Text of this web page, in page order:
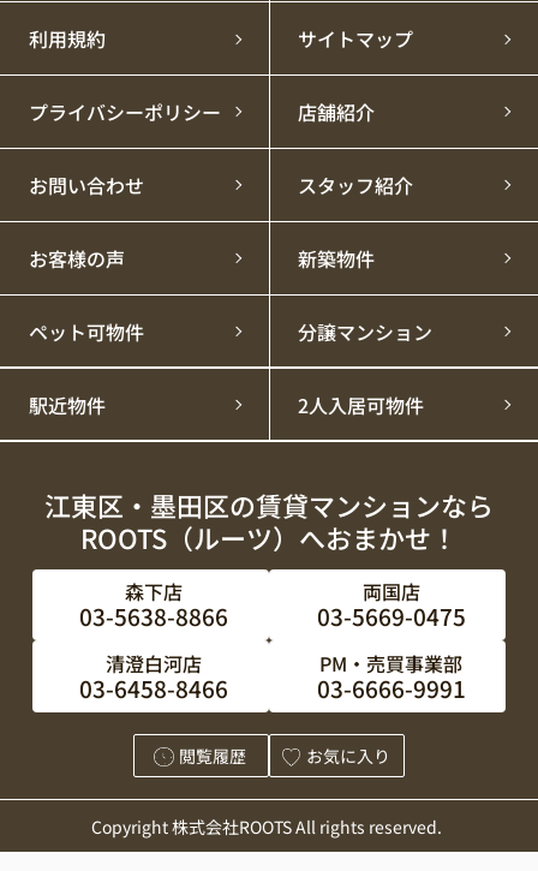
利用規約 サイトマップ
プライバシーポリシー 店舗紹介
お問い合わせ スタッフ紹介
お客様の声 新築物件
ペット可物件 分譲マンション
駅近物件 2人入居可物件
江東区・墨田区の賃貸マンションなら
ROOTS（ルーツ）へおまかせ！
森下店
03-5638-8866
両国店
03-5669-0475
清澄白河店
03-6458-8466
PM・売買事業部
03-6666-9991
閲覧履歴 お気に入り
Copyright 株式会社ROOTS All rights reserved.